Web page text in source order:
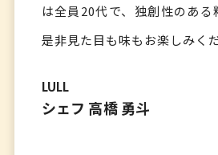
は全員20代で、独創性のある
是非見た目も味もお楽しみく
LULL
シェフ 高橋 勇斗